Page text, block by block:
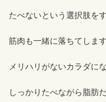
たべないという選択肢を
筋肉も一緒に落ちてします
メリハリがないカラダに
しっかりたべながら脂肪